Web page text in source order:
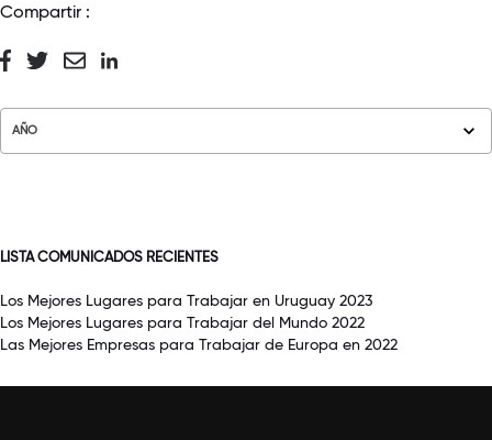
Compartir :
AÑO
LISTA COMUNICADOS RECIENTES
Los Mejores Lugares para Trabajar en Uruguay 2023
Los Mejores Lugares para Trabajar del Mundo 2022
Las Mejores Empresas para Trabajar de Europa en 2022